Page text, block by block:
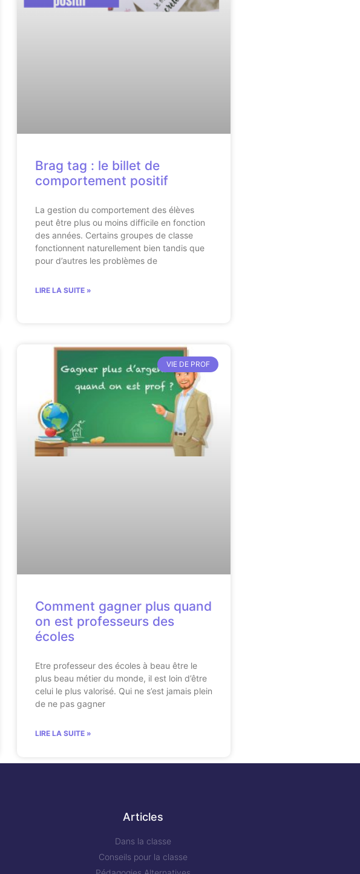
Brag tag : le billet de
comportement positif
La gestion du comportement des élèves
peut être plus ou moins difficile en fonction
des années. Certains groupes de classe
fonctionnent naturellement bien tandis que
pour d’autres les problèmes de
LIRE LA SUITE »
VIE DE PROF
Comment gagner plus quand
on est professeurs des
écoles
Etre professeur des écoles à beau être le
plus beau métier du monde, il est loin d’être
celui le plus valorisé. Qui ne s’est jamais plein
de ne pas gagner
LIRE LA SUITE »
Articles
Dans la classe
Conseils pour la classe